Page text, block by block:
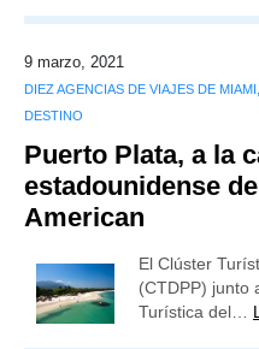
9 marzo, 2021
DIEZ AGENCIAS DE VIAJES DE
DESTINO
Puerto Plata, a la
estadounidense
American
El Clúster
(CTDPP) junto
Turística del…